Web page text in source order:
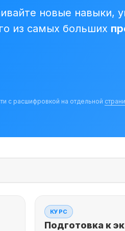
с расшифровкой на отдельной
новые навыки,
из самых больших
КУРС
Подготовка к